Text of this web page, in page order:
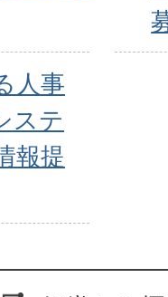
人事
ステ
報提